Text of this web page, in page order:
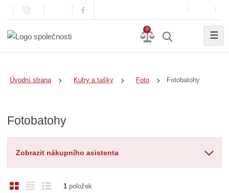
0
☰
Úvodní strana Kufry a tašky Foto Fotobatohy
Fotobatohy
Zobrazit nákupního asistenta
O
Ř
1položek